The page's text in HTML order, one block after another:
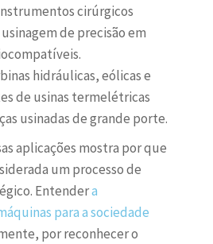
cirúrgicos
de precisão em
hidráulicas, eólicas e
de usinas termelétricas
usinadas de grande porte.
aplicações mostra por que
um processo de
Entendera
para a sociedade
por reconhecer o